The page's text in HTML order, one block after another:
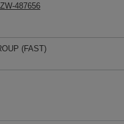
487656
(FAST)